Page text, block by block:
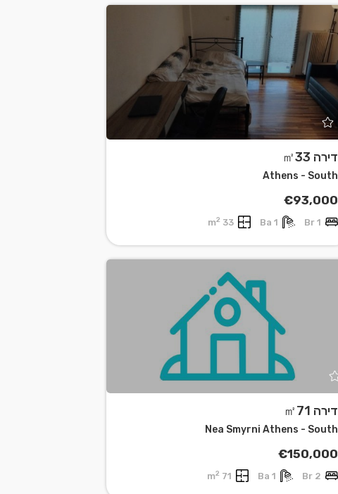
דירה ㎡33
Athens - South
€93,000
1 Br
1 Ba
33 m
2
דירה ㎡71
Nea Smyrni Athens - South
€150,000
2 Br
1 Ba
71 m
2